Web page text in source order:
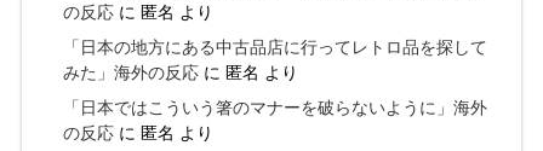
の反応 に匿名 より
「日本の地方にある中古品店に行ってレトロ品を探して
みた」海外の反応 に匿名 より
「日本ではこういう箸のマナーを破らないように」海外
の反応 に匿名 より